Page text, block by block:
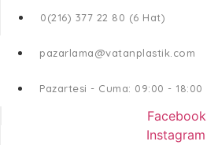
0(216) 377 22 80 (6 Hat)
pazarlama@vatanplastik.com
Pazartesi - Cuma: 09:00 - 18:00
Facebook
Instagram